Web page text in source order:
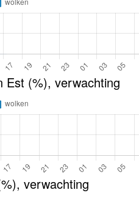
Est (%), verwachting
verwachting